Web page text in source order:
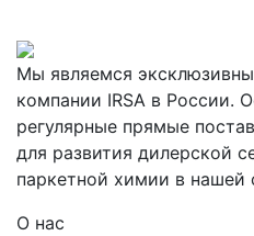
Мы являемся
компании IRSA в России.
регулярные прямые
для развития дилерской
паркетной химии в нашей
О нас